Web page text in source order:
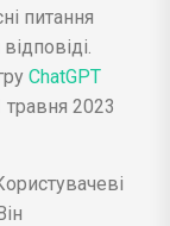
питання
ChatGPT
2023